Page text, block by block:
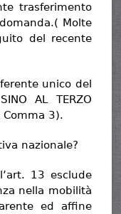
trasferimento
Molte
del recente
unico del
AL TERZO
3).
nazionale?
13 esclude
nella mobilità
ed affine